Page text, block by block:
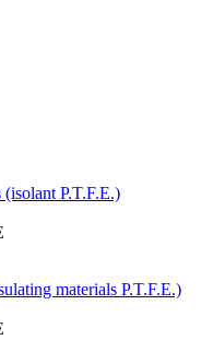
(isolant P.T.F.E.)
materials P.T.F.E.)